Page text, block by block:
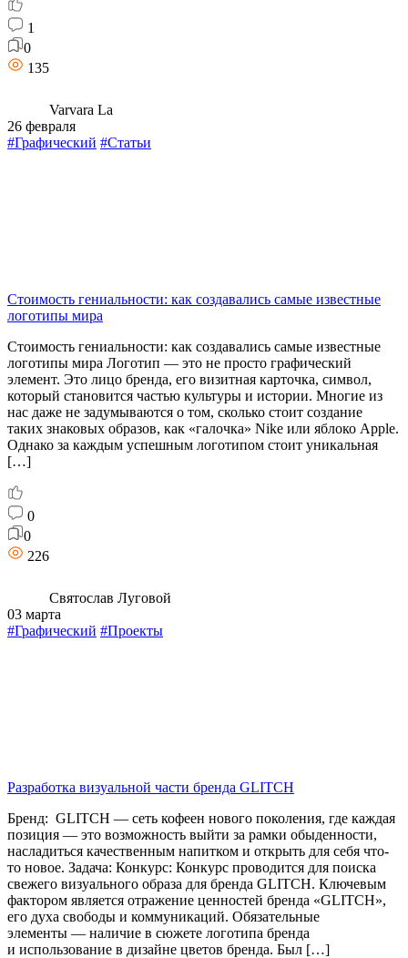
1
0
135
Varvara La
26 февраля
#Графический #Статьи
Стоимость гениальности: как создавались самые известные
логотипы мира
Стоимость гениальности: как создавались самые известные
логотипы мира Логотип — это не просто графический
элемент. Это лицо бренда, его визитная карточка, символ,
который становится частью культуры и истории. Многие из
нас даже не задумываются о том, сколько стоит создание
таких знаковых образов, как «галочка» Nike или яблоко Apple.
Однако за каждым успешным логотипом стоит уникальная
[…]
0
0
226
Святослав Луговой
03 марта
#Графический #Проекты
Разработка визуальной части бренда GLITCH
Бренд: GLITCH — сеть кофеен нового поколения, где каждая
позиция — это возможность выйти за рамки обыденности,
насладиться качественным напитком и открыть для себя что-
то новое. Задача: Конкурс: Конкурс проводится для поиска
свежего визуального образа для бренда GLITCH. Ключевым
фактором является отражение ценностей бренда «GLITCH»,
его духа свободы и коммуникаций. Обязательные
элементы — наличие в сюжете логотипа бренда
и использование в дизайне цветов бренда. Был […]